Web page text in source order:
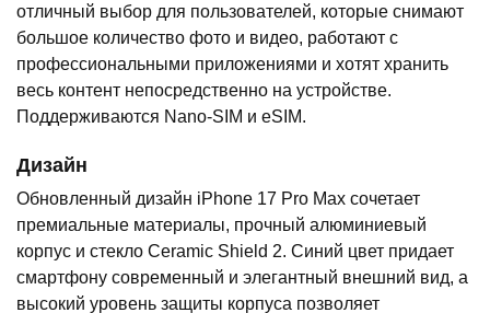
отличный выбор для пользователей, которые снимают
большое количество фото и видео, работают с
профессиональными приложениями и хотят хранить
весь контент непосредственно на устройстве.
Поддерживаются Nano-SIM и eSIM.
Дизайн
Обновленный дизайн iPhone 17 Pro Max сочетает
премиальные материалы, прочный алюминиевый
корпус и стекло Ceramic Shield 2. Синий цвет придает
смартфону современный и элегантный внешний вид, а
высокий уровень защиты корпуса позволяет